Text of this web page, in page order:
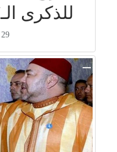
للذكرى الـ27 لعيد العرش
29 يوليو 2026